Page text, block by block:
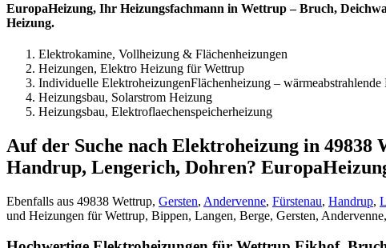
EuropaHeizung, Ihr Heizungsfachmann in Wettrup – Bruch,
Heizung.
Elektrokamine, Vollheizung & Flächenheizungen
Heizungen, Elektro Heizung für Wettrup
Individuelle ElektroheizungenFlächenheizung –
Heizungsbau, Solarstrom Heizung
Heizungsbau, Elektroflaechenspeicherheizung
Auf der Suche nach Elektroheizung in 49838
Handrup, Lengerich, Dohren?
Ebenfalls aus 49838 Wettrup, Gersten, Andervenne, Fürstenau, Handrup,
und Heizungen für Wettrup, Bippen, Langen, Berge, Gersten,